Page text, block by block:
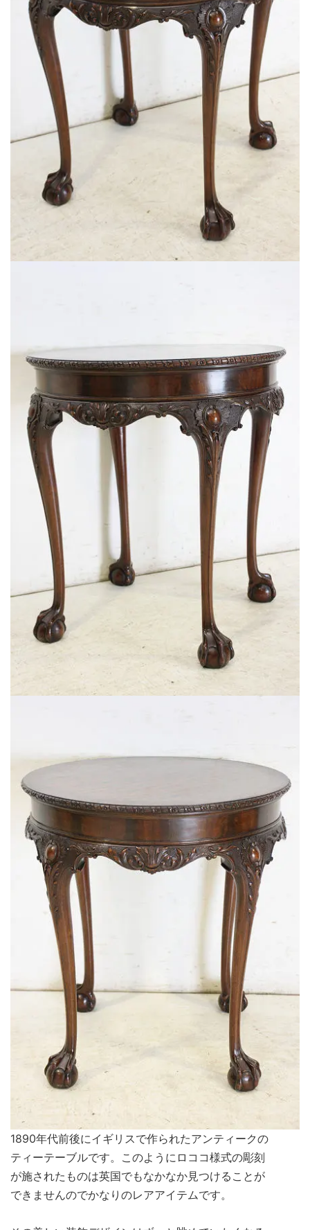
1890年代前後にイギリスで作られたアンティークの
ティーテーブルです。このようにロココ様式の彫刻
が施されたものは英国でもなかなか見つけることが
できませんのでかなりのレアアイテムです。